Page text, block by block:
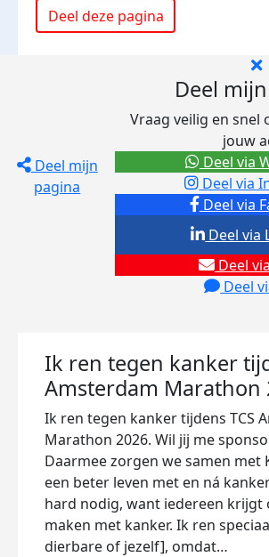
Deel deze pagina
Deel mijn
pagina
Deel
Vraag veilig en snel
jouw
Deel via
Deel via
Deel
Deel
Deel via
Deel via
Ik ren tegen kanker
Amsterdam Marathon
Ik ren tegen kanker tijdens TCS
Marathon 2026. Wil jij me
Daarmee zorgen we samen met
een beter leven met en ná
hard nodig, want iedereen krijgt
maken met kanker. Ik ren
dierbare of jezelf], omdat…